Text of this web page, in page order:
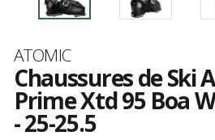
Marque
ATOMIC
Chaussures de Ski
Prime Xtd 95 Boa
- 25-25.5